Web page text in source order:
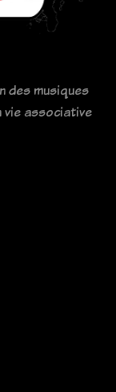
des musiques
vie associative